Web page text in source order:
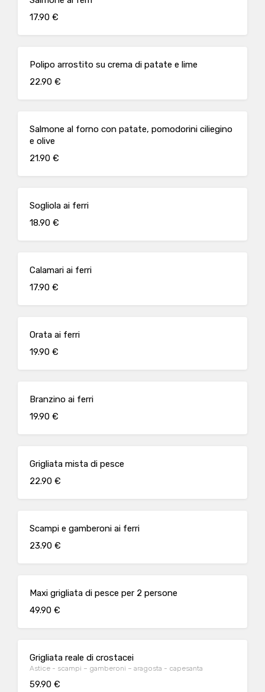
17.90 €
Polipo arrostito su crema di patate e lime
22.90 €
Salmone al forno con patate, pomodorini ciliegino
e olive
21.90 €
Sogliola ai ferri
18.90 €
Calamari ai ferri
17.90 €
Orata ai ferri
19.90 €
Branzino ai ferri
19.90 €
Grigliata mista di pesce
22.90 €
Scampi e gamberoni ai ferri
23.90 €
Maxi grigliata di pesce per 2 persone
49.90 €
Grigliata reale di crostacei
Astice - scampi – gamberoni – aragosta - capesanta
59.90 €